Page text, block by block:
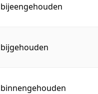
bijeengehouden
bijgehouden
binnengehouden